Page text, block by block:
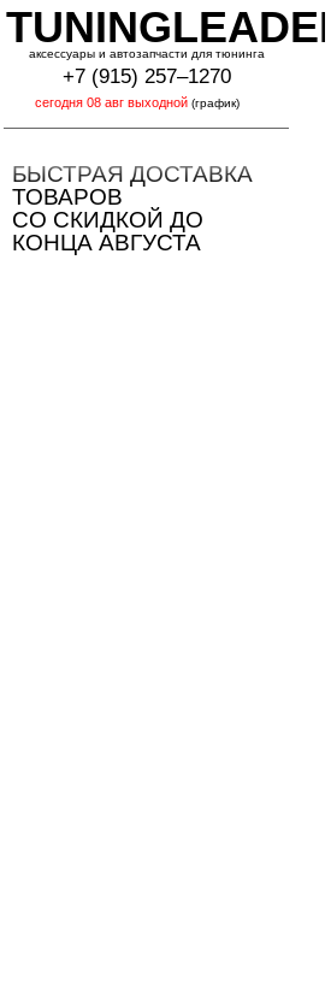
аксессуары и автозапчасти для тюнинга
+7 (915) 257–1270
(график)
БЫСТРАЯ ДОСТАВКА
ТОВАРОВ
СО СКИДКОЙ ДО
КОНЦА АВГУСТА